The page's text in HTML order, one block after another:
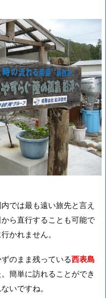
では最も遠い旅先と言え
ら直行することも可能で
かれません。
のまま残っている西表島
簡単に訪れることができ
いですね。